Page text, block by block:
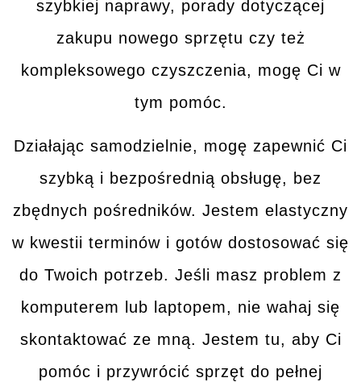
szybkiej naprawy, porady dotyczącej
zakupu nowego sprzętu czy też
kompleksowego czyszczenia, mogę Ci w
tym pomóc.
Działając samodzielnie, mogę zapewnić Ci
szybką i bezpośrednią obsługę, bez
zbędnych pośredników. Jestem elastyczny
w kwestii terminów i gotów dostosować się
do Twoich potrzeb. Jeśli masz problem z
komputerem lub laptopem, nie wahaj się
skontaktować ze mną. Jestem tu, aby Ci
pomóc i przywrócić sprzęt do pełnej